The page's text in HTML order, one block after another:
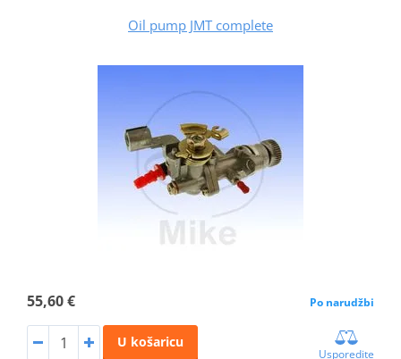
Oil pump JMT complete
55,60 € Po narudžbi
U košaricu
Usporedite